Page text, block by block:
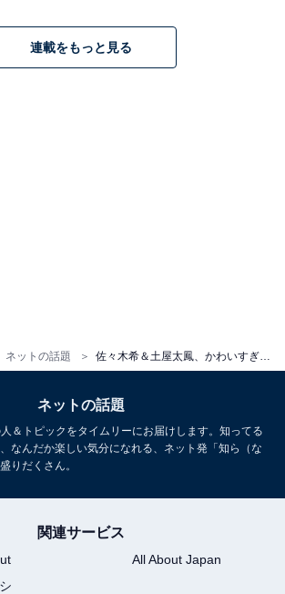
ネットの話題
連載をもっと見る
ネットの話題
＆トピックをタイムリーにお届けします。知ってる
なんだか楽しい気分になれる、ネット発「知ら（な
りだくさん。
関連サービス
All About Japan